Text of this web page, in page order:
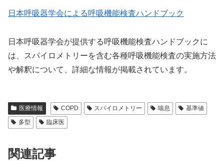
日本呼吸器学会による呼吸機能検査ハンドブック
日本呼吸器学会が提供する呼吸機能検査ハンドブックに
は、スパイロメトリーを含む各種呼吸機能検査の実施方法
や解釈について、詳細な情報が掲載されています。
医療情報 COPD スパイロメトリー 喘息
基準値
多型
臨床医
関連記事